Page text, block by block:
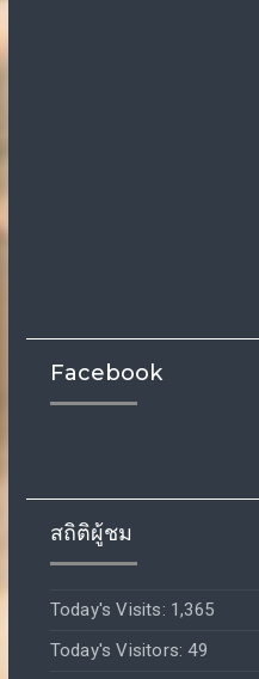
Facebook
สถิติผู้ชม
Today's Visits: 1,365
Today's Visitors:49